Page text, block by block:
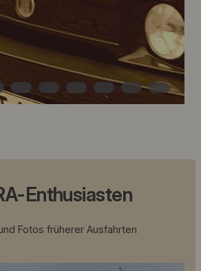
Enthusiasten
Fotos früherer Ausfahrten